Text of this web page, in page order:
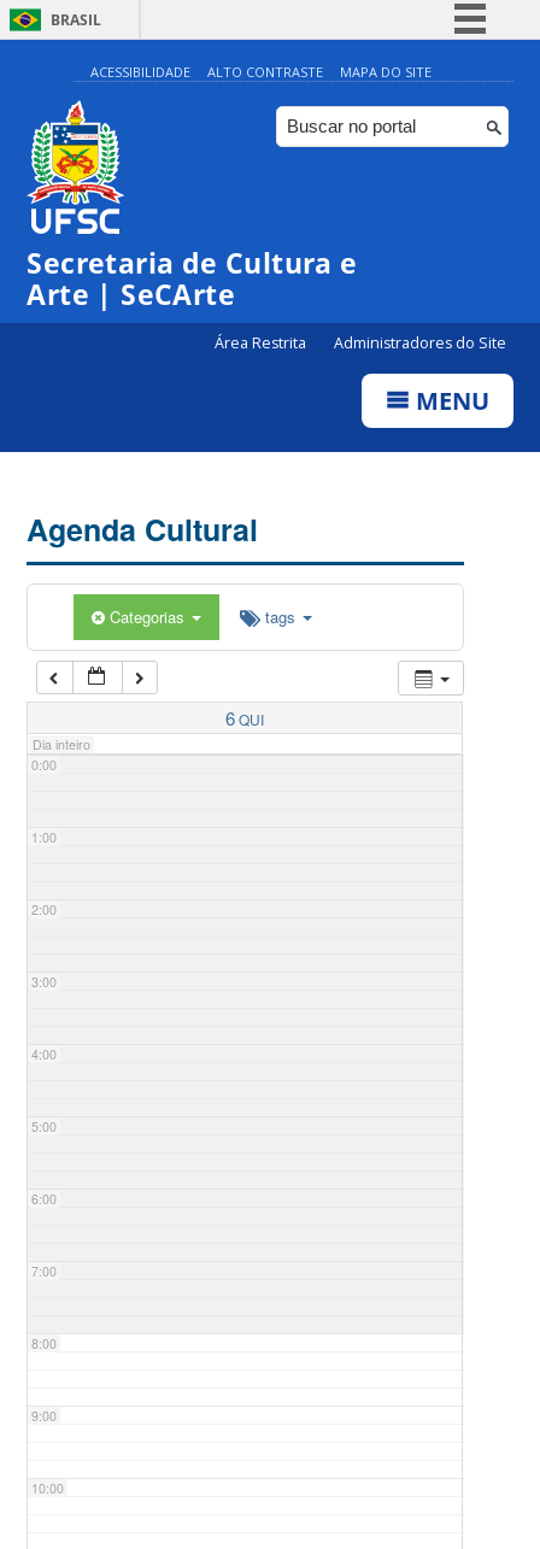
BRASIL
Simplifique!
Comunica BR
Participe
ACESSIBILIDADE ALTO CONTRASTE MAPA DO SITE
Secretaria de Cultura e
Arte | SeCArte
Área Restrita Administradores do Site
MENU
Agenda Cultural
Categorias tags
6QUI
Dia inteiro
0:00
1:00
2:00
3:00
4:00
5:00
6:00
7:00
8:00
9:00
10:00